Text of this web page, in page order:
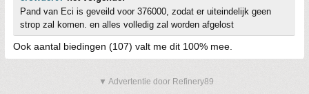
Pand van Eci is geveild voor 376000, zodat er uiteindelijk geen
strop zal komen. en alles volledig zal worden afgelost
Ook aantal biedingen (107) valt me dit 100% mee.
▼ Advertentie door Refinery89